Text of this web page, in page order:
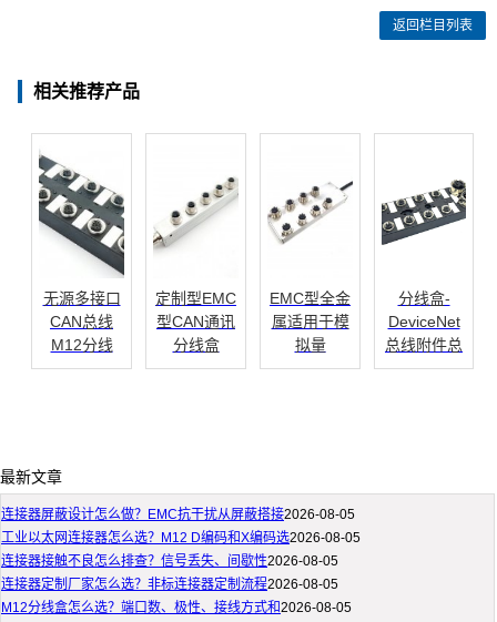
返回栏目列表
相关推荐产品
无源多接口
CAN总线
M12分线
定制型EMC
型CAN通讯
分线盒
EMC型全金
属适用于模
拟量
分线盒-
DeviceNet
总线附件总
最新文章
连接器屏蔽设计怎么做？EMC抗干扰从屏蔽搭接2026-08-05
工业以太网连接器怎么选？M12 D编码和X编码选2026-08-05
连接器接触不良怎么排查？信号丢失、间歇性2026-08-05
连接器定制厂家怎么选？非标连接器定制流程2026-08-05
M12分线盒怎么选？端口数、极性、接线方式和2026-08-05